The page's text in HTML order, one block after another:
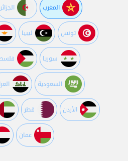
المغرب الجزائر
تونس ليبيا
سوريا
السعودية
اﻷردن قطر
عمان